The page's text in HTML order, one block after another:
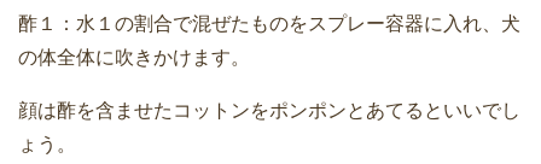
酢１：水１の割合で混ぜたものをスプレー容器に入れ、犬
の体全体に吹きかけます。
顔は酢を含ませたコットンをポンポンとあてるといいでし
ょう。